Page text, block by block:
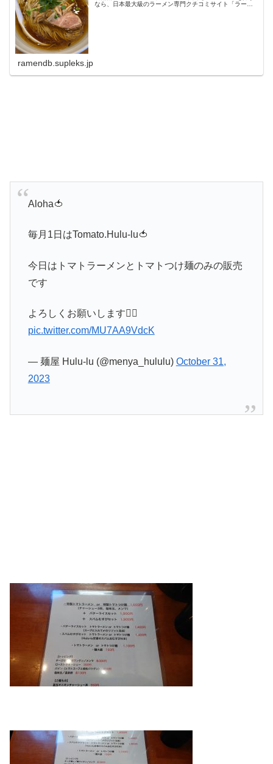
なら、日本最大級のラーメン専門クチコミサイト「ラーメ
ramendb.supleks.jp
Aloha🍅
毎月1日はTomato.Hulu-lu🍅
今日はトマトラーメンとトマトつけ麺のみの販売
です
よろしくお願いします🙇‍♀️
pic.twitter.com/MU7AA9VdcK
— 麺屋 Hulu-lu (@menya_hululu) October 31,
2023